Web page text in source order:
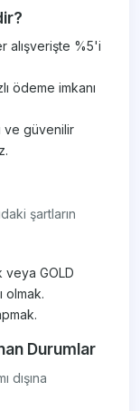
alışverişte %5'i
ödeme imkanı
ve güvenilir
şartların
veya GOLD
olmak.
Durumlar
dışına